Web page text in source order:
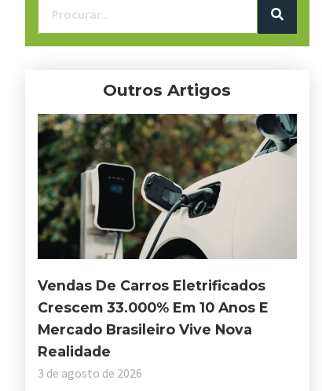
Outros Artigos
Vendas De Carros Eletrificados
Crescem 33.000% Em 10 Anos E
Mercado Brasileiro Vive Nova
Realidade
3 de agosto de 2026